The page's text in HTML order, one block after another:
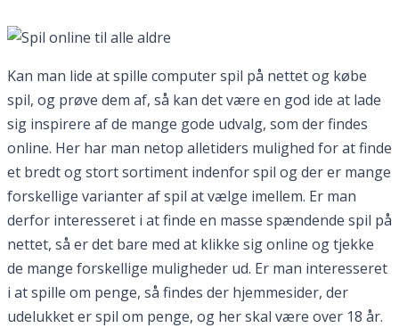
Kan man lide at spille computer spil på nettet og købe
spil, og prøve dem af, så kan det være en god ide at lade
sig inspirere af de mange gode udvalg, som der findes
online. Her har man netop alletiders mulighed for at finde
et bredt og stort sortiment indenfor spil og der er mange
forskellige varianter af spil at vælge imellem. Er man
derfor interesseret i at finde en masse spændende spil på
nettet, så er det bare med at klikke sig online og tjekke
de mange forskellige muligheder ud. Er man interesseret
i at spille om penge, så findes der hjemmesider, der
udelukket er spil om penge, og her skal være over 18 år.